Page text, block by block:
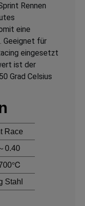
Rennen
eine
Geeignet für
eingesetzt
ist der
Grad Celsius
Race
0.40
Stahl